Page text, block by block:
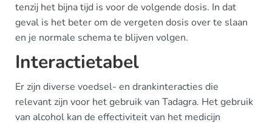
tenzij het bijna tijd is voor de volgende dosis. In dat
geval is het beter om de vergeten dosis over te slaan
en je normale schema te blijven volgen.
Interactietabel
Er zijn diverse voedsel- en drankinteracties die
relevant zijn voor het gebruik van Tadagra. Het gebruik
van alcohol kan de effectiviteit van het medicijn